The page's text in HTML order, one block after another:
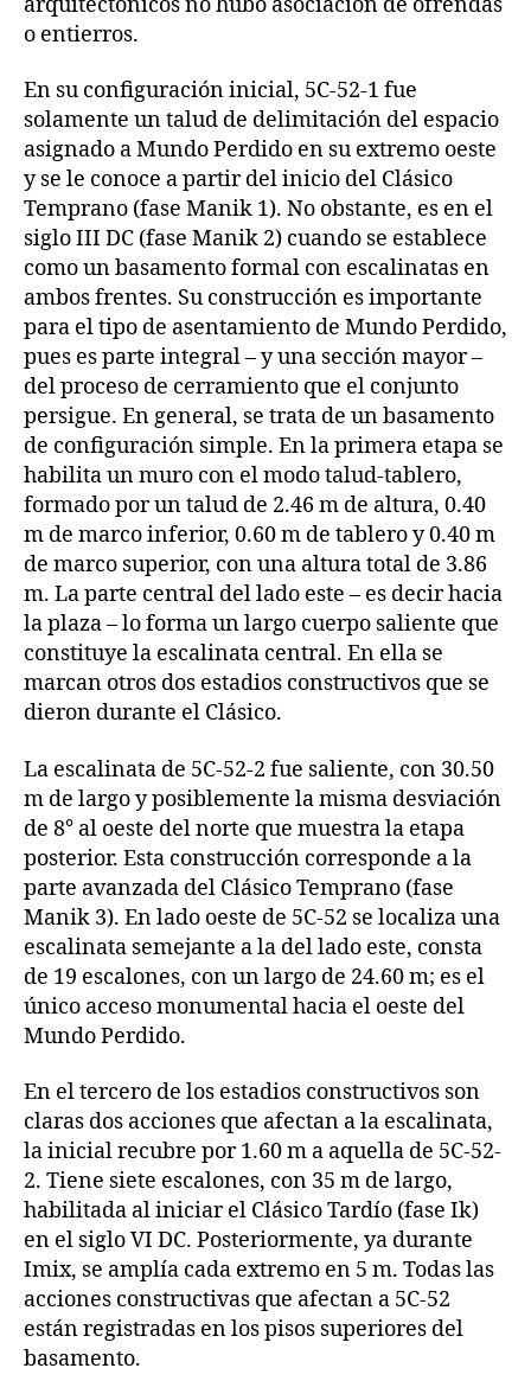
o entierros.
En su configuración inicial, 5C-52-1 fue
solamente un talud de delimitación del espacio
asignado a Mundo Perdido en su extremo oeste
y se le conoce a partir del inicio del Clásico
Temprano (fase Manik 1). No obstante, es en el
siglo III DC (fase Manik 2) cuando se establece
como un basamento formal con escalinatas en
ambos frentes. Su construcción es importante
para el tipo de asentamiento de Mundo Perdido,
pues es parte integral – y una sección mayor –
del proceso de cerramiento que el conjunto
persigue. En general, se trata de un basamento
de configuración simple. En la primera etapa se
habilita un muro con el modo talud-tablero,
formado por un talud de 2.46 m de altura, 0.40
m de marco inferior, 0.60 m de tablero y 0.40 m
de marco superior, con una altura total de 3.86
m. La parte central del lado este – es decir hacia
la plaza – lo forma un largo cuerpo saliente que
constituye la escalinata central. En ella se
marcan otros dos estadios constructivos que se
dieron durante el Clásico.
La escalinata de 5C-52-2 fue saliente, con 30.50
m de largo y posiblemente la misma desviación
de 8° al oeste del norte que muestra la etapa
posterior. Esta construcción corresponde a la
parte avanzada del Clásico Temprano (fase
Manik 3). En lado oeste de 5C-52 se localiza una
escalinata semejante a la del lado este, consta
de 19 escalones, con un largo de 24.60 m; es el
único acceso monumental hacia el oeste del
Mundo Perdido.
En el tercero de los estadios constructivos son
claras dos acciones que afectan a la escalinata,
la inicial recubre por 1.60 m a aquella de 5C-52-
2. Tiene siete escalones, con 35 m de largo,
habilitada al iniciar el Clásico Tardío (fase Ik)
en el siglo VI DC. Posteriormente, ya durante
Imix, se amplía cada extremo en 5 m. Todas las
acciones constructivas que afectan a 5C-52
están registradas en los pisos superiores del
basamento.